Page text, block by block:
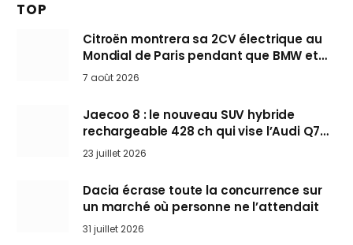
TOP
Citroën montrera sa 2CV électrique au
Mondial de Paris pendant que BMW et
Mini désertent le salon
7 août 2026
Jaecoo 8 : le nouveau SUV hybride
rechargeable 428 ch qui vise l’Audi Q7
arrive en Europe cet automne
23 juillet 2026
Dacia écrase toute la concurrence sur
un marché où personne ne l’attendait
31 juillet 2026